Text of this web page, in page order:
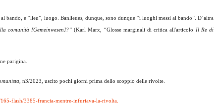
bando, e “lieu”, luogo. Banlieues, dunque, sono dunque “i luoghi messi al bando”. D’altra
comunità [Gemeinwesen]?” (Karl Marx, “Glosse marginali di critica all'articolo Il Re di
parigina.
, n3/2023, uscito pochi giorni prima dello scoppio delle rivolte.
flash/3385-francia-mentre-infuriava-la-rivolta.